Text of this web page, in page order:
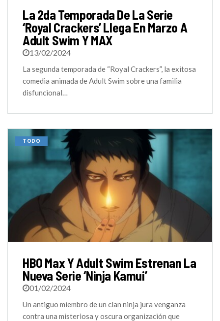
La 2da Temporada De La Serie
‘Royal Crackers’ Llega En Marzo A
Adult Swim Y MAX
13/02/2024
La segunda temporada de “Royal Crackers”, la exitosa
comedia animada de Adult Swim sobre una familia
disfuncional…
TODO
HBO Max Y Adult Swim Estrenan La
Nueva Serie ‘Ninja Kamui’
01/02/2024
Un antiguo miembro de un clan ninja jura venganza
contra una misteriosa y oscura organización que